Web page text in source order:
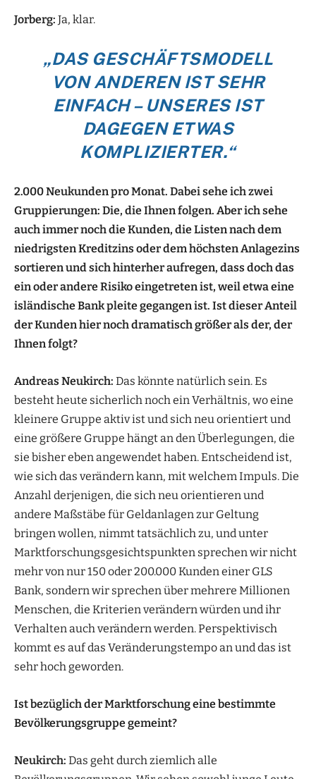
Jorberg: Ja, klar.
„DAS GESCHÄFTSMODELL
VON ANDEREN IST SEHR
EINFACH – UNSERES IST
DAGEGEN ETWAS
KOMPLIZIERTER.“
2.000 Neukunden pro Monat. Dabei sehe ich zwei
Gruppierungen: Die, die Ihnen folgen. Aber ich sehe
auch immer noch die Kunden, die Listen nach dem
niedrigsten Kreditzins oder dem höchsten Anlagezins
sortieren und sich hinterher aufregen, dass doch das
ein oder andere Risiko eingetreten ist, weil etwa eine
isländische Bank pleite gegangen ist. Ist dieser Anteil
der Kunden hier noch dramatisch größer als der, der
Ihnen folgt?
Andreas Neukirch: Das könnte natürlich sein. Es
besteht heute sicherlich noch ein Verhältnis, wo eine
kleinere Gruppe aktiv ist und sich neu orientiert und
eine größere Gruppe hängt an den Überlegungen, die
sie bisher eben angewendet haben. Entscheidend ist,
wie sich das verändern kann, mit welchem Impuls. Die
Anzahl derjenigen, die sich neu orientieren und
andere Maßstäbe für Geldanlagen zur Geltung
bringen wollen, nimmt tatsächlich zu, und unter
Marktforschungsgesichtspunkten sprechen wir nicht
mehr von nur 150 oder 200.000 Kunden einer GLS
Bank, sondern wir sprechen über mehrere Millionen
Menschen, die Kriterien verändern würden und ihr
Verhalten auch verändern werden. Perspektivisch
kommt es auf das Veränderungstempo an und das ist
sehr hoch geworden.
Ist bezüglich der Marktforschung eine bestimmte
Bevölkerungsgruppe gemeint?
Neukirch: Das geht durch ziemlich alle